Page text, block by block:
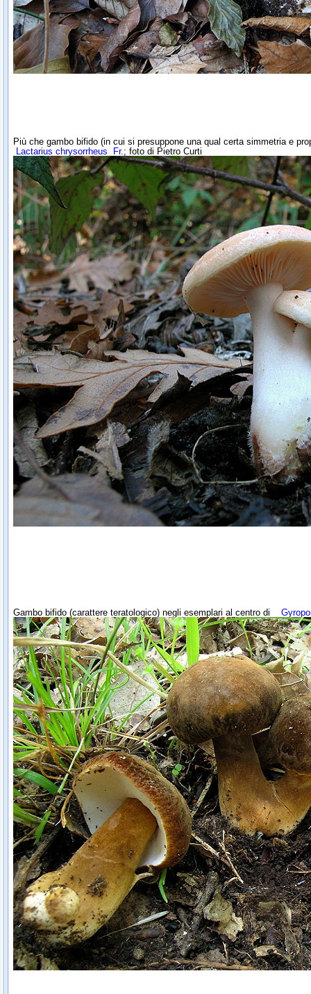
Più che gambo bifido (in cui si presuppone una qual certa simmetria e
Lactarius chrysorrheus
Fr.; foto di Pietro Curti
Gambo bifido (carattere teratologico) negli esemplari al centro di